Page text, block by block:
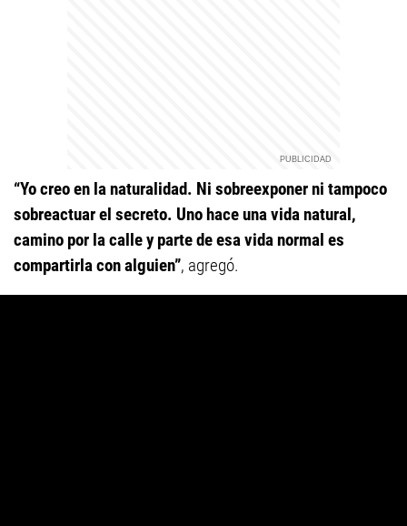
“Yo creo en la naturalidad. Ni sobreexponer ni tampoco
sobreactuar el secreto. Uno hace una vida natural,
camino por la calle y parte de esa vida normal es
compartirla con alguien”, agregó.